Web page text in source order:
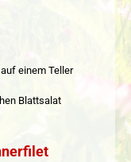
einem Teller
Blattsalat